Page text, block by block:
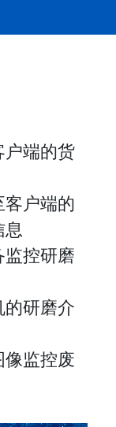
户端的货
户端的
息
控研磨
研磨介
监控废